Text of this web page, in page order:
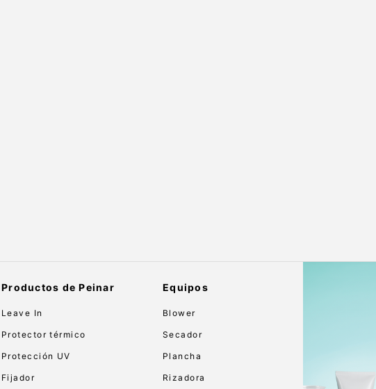
Productos de Peinar
Leave In
Protector térmico
Protección UV
Fijador
Equipos
Blower
Secador
Plancha
Rizadora